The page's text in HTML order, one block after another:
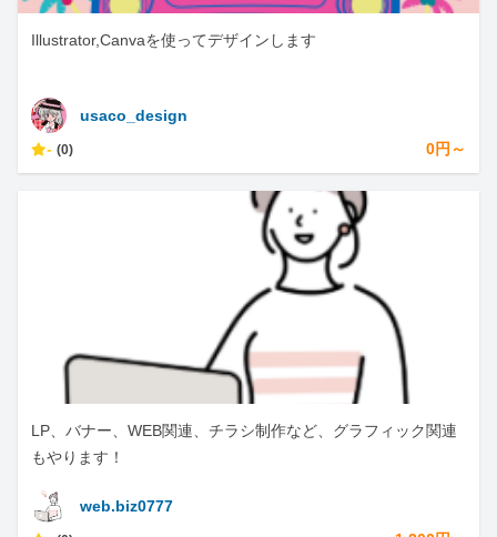
Illustrator,Canvaを使ってデザインします
usaco_design
- (0) 0円～
LP、バナー、WEB関連、チラシ制作など、グラフィック関連
もやります！
web.biz0777